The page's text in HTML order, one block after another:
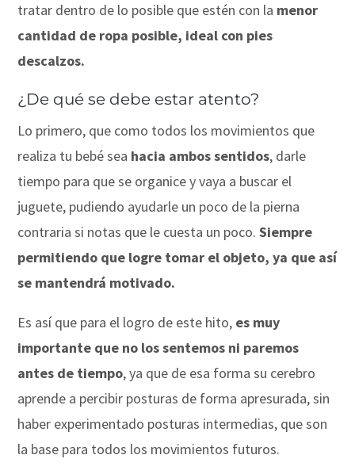
tratar dentro de lo posible que estén con la menor
cantidad de ropa posible, ideal con pies
descalzos.
¿De qué se debe estar atento?
Lo primero, que como todos los movimientos que
realiza tu bebé sea hacia ambos sentidos, darle
tiempo para que se organice y vaya a buscar el
juguete, pudiendo ayudarle un poco de la pierna
contraria si notas que le cuesta un poco.Siempre
permitiendo que logre tomar el objeto, ya que así
se mantendrá motivado.
Es así que para el logro de este hito, es muy
importante que no los sentemos ni paremos
antes de tiempo, ya que de esa forma su cerebro
aprende a percibir posturas de forma apresurada, sin
haber experimentado posturas intermedias, que son
la base para todos los movimientos futuros.